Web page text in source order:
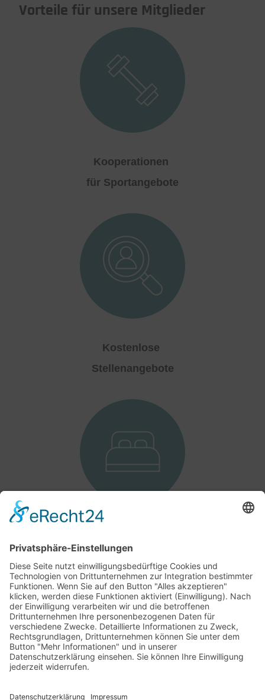
Vorteile für unsere Mitglieder
Kooperationen
für Sportangebote
Kostenlose
Stellenangebote
bei Bremer Hotels
Hier erfahren Sie mehr zu den Vorteilen einer
Mitgliedschaft